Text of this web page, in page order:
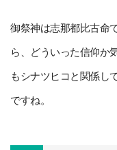
御祭神は志那都比古命
ら、どういった信仰か
もシナツヒコと関係し
ですね。